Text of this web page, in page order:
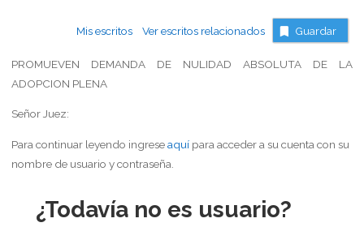
Mis escritos Ver escritos relacionados Guardar
PROMUEVEN DEMANDA DE NULIDAD ABSOLUTA DE LA
ADOPCION PLENA
Señor Juez:
Para continuar leyendo ingreseaquípara acceder a su cuenta con su
nombre de usuario y contraseña.
¿Todavía no es usuario?